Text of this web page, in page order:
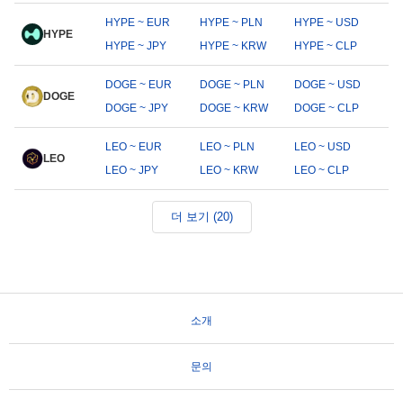
HYPE
HYPE ~ EUR HYPE ~ PLN
HYPE ~ USD
HYPE ~ JPY
HYPE ~ KRW HYPE ~ CLP
DOGE
DOGE ~ EUR DOGE ~ PLN
DOGE ~ USD
DOGE ~ JPY
DOGE ~ KRW DOGE ~ CLP
LEO
LEO ~ EUR LEO ~ PLN
LEO ~ USD
LEO ~ JPY
LEO ~ KRW LEO ~ CLP
더 보기 (20)
소개
문의